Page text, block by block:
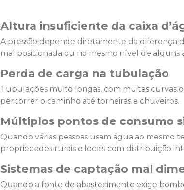
Altura insuficiente da caixa
A pressão depende diretamente da diferença
mal posicionada ou no mesmo nível de alguns
Perda de carga na tubulação
Tubulações muito longas, com muitas curvas
percorrer o caminho até torneiras e chuveiros.
Múltiplos pontos de consumo
Quando várias pessoas usam água ao mesmo
propriedades rurais e locais com distribuição
Sistemas de captação mal
Quando a fonte de abastecimento exige